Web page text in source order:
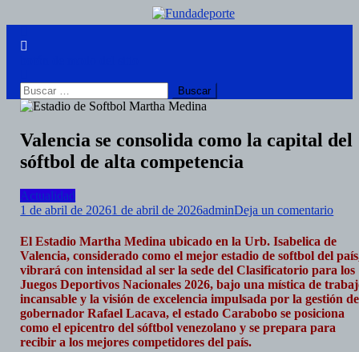
al
contenido
Fundadeporte
Buscar:
Valencia se consolida como la capital del
sóftbol de alta competencia
Actualidad
1 de abril de 20261 de abril de 2026adminDeja un comentarioen
se
la
del
El Estadio Martha Medina ubicado en la Urb. Isabelica de
Valencia, considerado como el mejor estadio de softbol del
vibrará con intensidad al ser la sede del Clasificatorio para los
Juegos Deportivos Nacionales 2026, bajo una mística de
incansable y la visión de excelencia impulsada por la gestión
gobernadorRafael Lacava, el estado Carabobo se posiciona
como el epicentro del sóftbol venezolano y se prepara para
recibir a los mejores competidores del país.